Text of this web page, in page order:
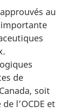
au
de
soit
l’OCDE et